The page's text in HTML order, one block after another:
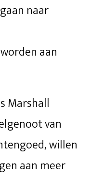
naar
aan
Marshall
van
willen
aan meer